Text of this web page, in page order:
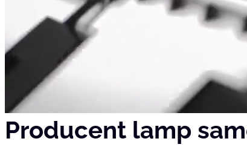
Producent lamp
Pliki cookie dotyczące
preferowany język lub
Statystyczne pliki
gromadząc i
Marketing
Marketingowe pliki
istotne i interesujące